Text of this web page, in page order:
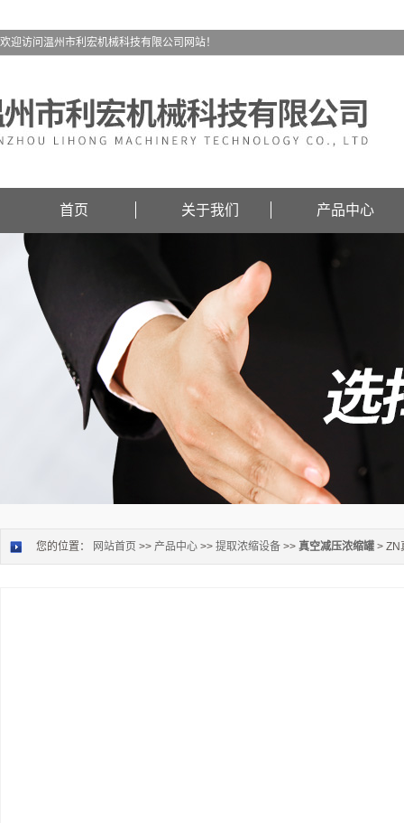
欢迎访问温州市利宏机械科技有限公司网站！
首页 关于我们 产品中心
您的位置： 网站首页 >> 产品中心 >> 提取浓缩设备 >> 真空减压浓缩罐 > ZN